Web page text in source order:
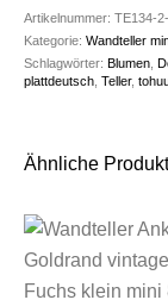
Artikelnummer:TE134-
Kategorie:Wandteller
Schlagwörter:Blumen ,
plattdeutsch ,Teller,
Ähnliche